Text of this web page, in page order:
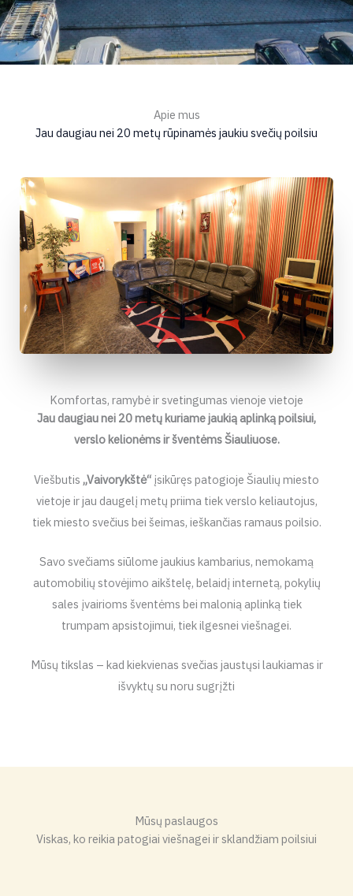
Apie mus
Jau daugiau nei 20 metų rūpinamės jaukiu svečių poilsiu
Komfortas, ramybė ir svetingumas vienoje vietoje
Jau daugiau nei 20 metų kuriame jaukią aplinką poilsiui,
verslo kelionėms ir šventėms Šiauliuose.
Viešbutis „Vaivorykštė“ įsikūręs patogioje Šiaulių miesto
vietoje ir jau daugelį metų priima tiek verslo keliautojus,
tiek miesto svečius bei šeimas, ieškančias ramaus poilsio.
Savo svečiams siūlome jaukius kambarius, nemokamą
automobilių stovėjimo aikštelę, belaidį internetą, pokylių
sales įvairioms šventėms bei malonią aplinką tiek
trumpam apsistojimui, tiek ilgesnei viešnagei.
Mūsų tikslas – kad kiekvienas svečias jaustųsi laukiamas ir
išvyktų su noru sugrįžti
Mūsų paslaugos
Viskas, ko reikia patogiai viešnagei ir sklandžiam poilsiui